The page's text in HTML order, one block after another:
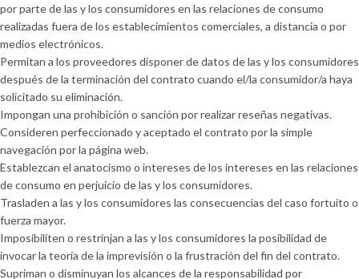
por parte de las y los consumidores en las relaciones de consumo
realizadas fuera de los establecimientos comerciales, a distancia o por
medios electrónicos.
Permitan a los proveedores disponer de datos de las y los consumidores
después de la terminación del contrato cuando el/la consumidor/a haya
solicitado su eliminación.
Impongan una prohibición o sanción por realizar reseñas negativas.
Consideren perfeccionado y aceptado el contrato por la simple
navegación por la página web.
Establezcan el anatocismo o intereses de los intereses en las relaciones
de consumo en perjuicio de las y los consumidores.
Trasladen a las y los consumidores las consecuencias del caso fortuito o
fuerza mayor.
Imposibiliten o restrinjan a las y los consumidores la posibilidad de
invocar la teoría de la imprevisión o la frustración del fin del contrato.
Supriman o disminuyan los alcances de la responsabilidad por